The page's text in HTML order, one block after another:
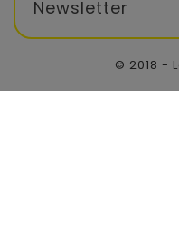
Newsletter
© 2018 -